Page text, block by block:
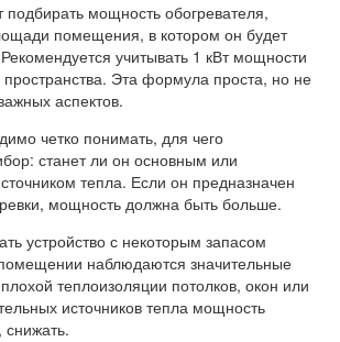
подбирать мощность обогревателя,
помещения, в котором он будет
учитывать 1 кВт мощности
Эта формула проста, но не
аспектов.
четко понимать, для чего
станет ли он основным или
тепла. Если он предназначен
мощность должна быть больше.
устройство с некоторым запасом
наблюдаются значительные
теплоизоляции потолков, окон или
источников тепла мощность
снижать.